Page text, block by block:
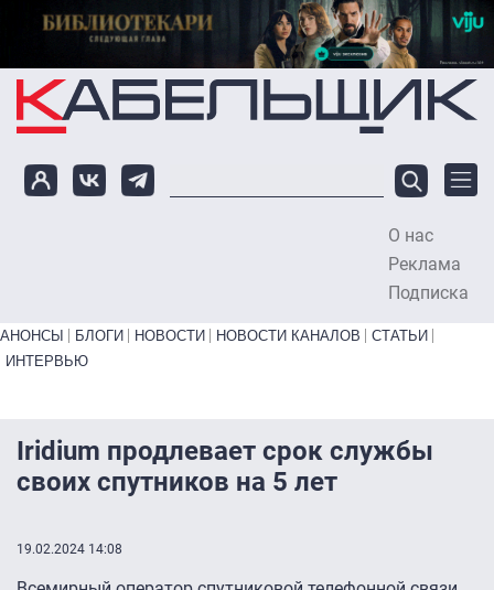
Перейти к основному содержанию
О нас
Реклама
Подписка
Primary links bottom
АНОНСЫ БЛОГИ НОВОСТИ НОВОСТИ КАНАЛОВ
СТАТЬИ
ИНТЕРВЬЮ
Iridium продлевает срок службы
своих спутников на 5 лет
19.02.2024 14:08